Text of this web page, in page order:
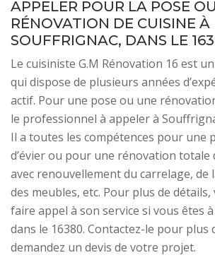
APPELER POUR LA POSE
RÉNOVATION DE CUISINE À
SOUFFRIGNAC, DANS LE
Le cuisiniste G.M Rénovation 16 est
qui dispose de plusieurs années
actif. Pour une pose ou une
le professionnel à appeler à
Il a toutes les compétences pour une
d’évier ou pour une rénovation totale
avec renouvellement du carrelage, de
des meubles, etc. Pour plus de
faire appel à son service si vous êtes
dans le 16380. Contactez-le pour plus
demandez un devis de votre projet.